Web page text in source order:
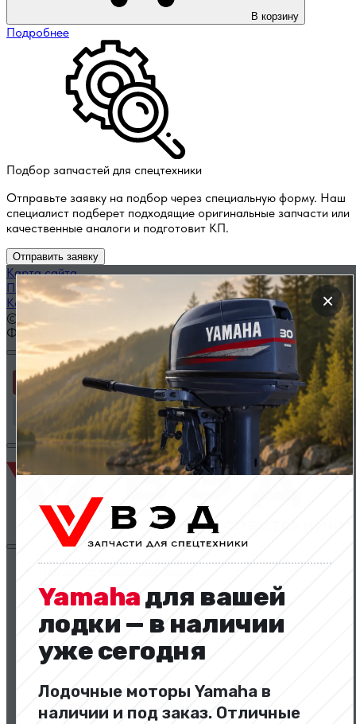
В корзину
Подробнее
Подбор запчастей для спецтехники
Отправьте заявку на подбор через специальную форму. Наш
специалист подберет подходящие оригинальные запчасти или
качественные аналоги и подготовит КП.
Отправить заявку
×
Yamahaдля вашей
лодки — в наличии
уже сегодня
Лодочные моторы Yamaha в
наличии и под заказ. Отличные
Карта сайта
Политика конфиденциальности
Каталог запчастей по названию
© 2014 — 2026 ООО «ВЭД»
Фильтр
Применить
Сбросить фильтр
Двигатели и комплектующие